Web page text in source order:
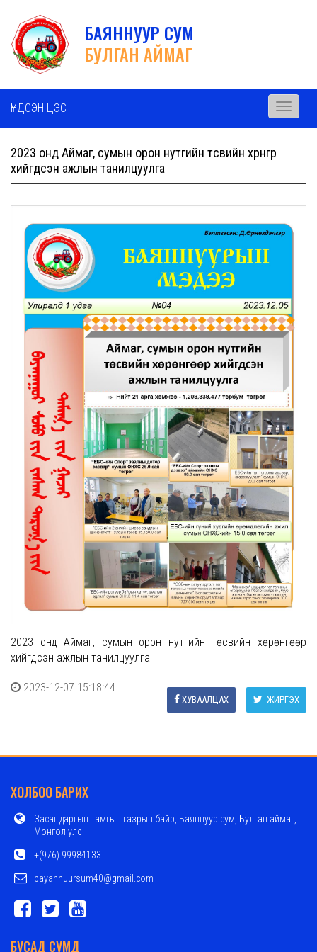
БАЯННУУР СУМ
БУЛГАН АЙМАГ
ҮНДСЭН ЦЭС
Toggle
2023 онд Аймаг, сумын орон нутгийн төсвийн хөрөнгөөр
хийгдсэн ажлын танилцуулга
2023 онд Аймаг, сумын орон нутгийн төсвийн хөрөнгөөр
хийгдсэн ажлын танилцуулга
2023-12-07 15:18:44
ЖИРГЭХ
ХУВААЛЦАХ
ХОЛБОО БАРИХ
Засаг даргын Тамгын газрын байр, Баяннуур сум, Булган аймаг,
Монгол улс
+(976) 99984133
bayannuursum40@gmail.com
БУСАД СУМД